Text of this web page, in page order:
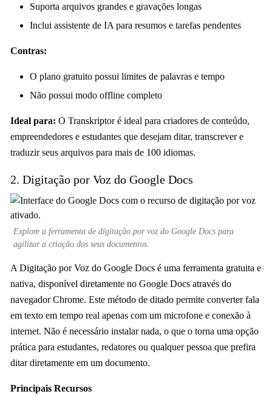
Suporta arquivos grandes e gravações longas
Inclui assistente de IA para resumos e tarefas pendentes
Contras:
O plano gratuito possui limites de palavras e tempo
Não possui modo offline completo
Ideal para: O Transkriptor é ideal para criadores de conteúdo,
empreendedores e estudantes que desejam ditar, transcrever e
traduzir seus arquivos para mais de 100 idiomas.
2. Digitação por Voz do Google Docs
Explore a ferramenta de digitação por voz do Google Docs para
agilizar a criação dos seus documentos.
A Digitação por Voz do Google Docs é uma ferramenta gratuita e
nativa, disponível diretamente no Google Docs através do
navegador Chrome. Este método de ditado permite converter fala
em texto em tempo real apenas com um microfone e conexão à
internet. Não é necessário instalar nada, o que o torna uma opção
prática para estudantes, redatores ou qualquer pessoa que prefira
ditar diretamente em um documento.
Principais Recursos